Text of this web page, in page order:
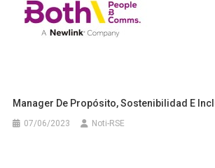
Manager De Propósito, Sostenibilidad E
07/06/2023 Noti-RSE